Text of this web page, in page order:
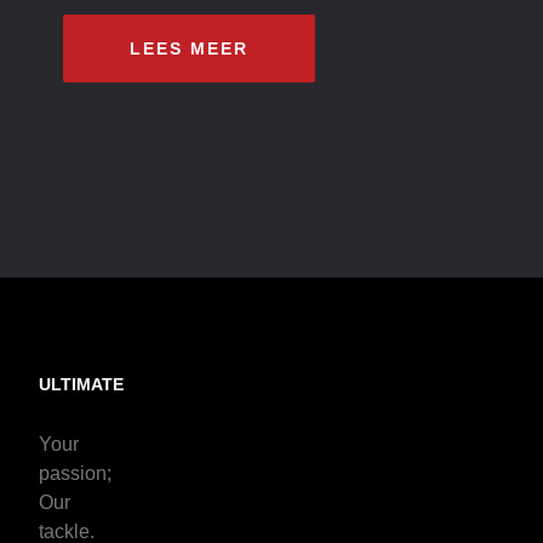
LEES MEER
ULTIMATE
Your
passion;
Our
tackle.